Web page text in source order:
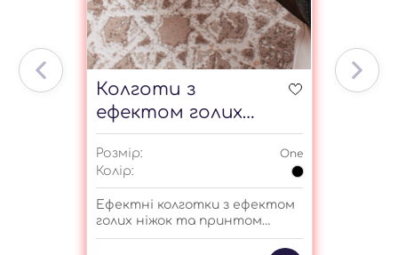
Колготи з
ефектом голих
ніжок з хрестами
Розмір: One
Колір:
Ефектні колготки з ефектом
голих ніжок та принтом
“хрестики”